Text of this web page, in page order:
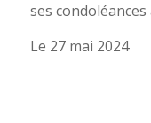
ses
Le 27 mai 2024